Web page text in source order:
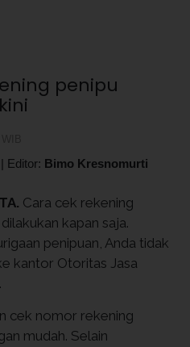
penipu
| Editor: Bimo Kresnomurti
Cara cek rekening
kapan saja.
penipuan, Anda tidak
kantor Otoritas Jasa
cek nomor rekening
mudah. Selain